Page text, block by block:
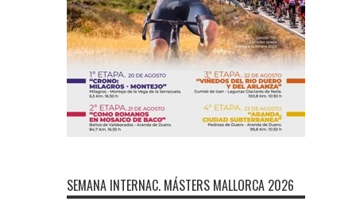
SEMANA INTERNAC. MÁSTERS MALLORCA 2026